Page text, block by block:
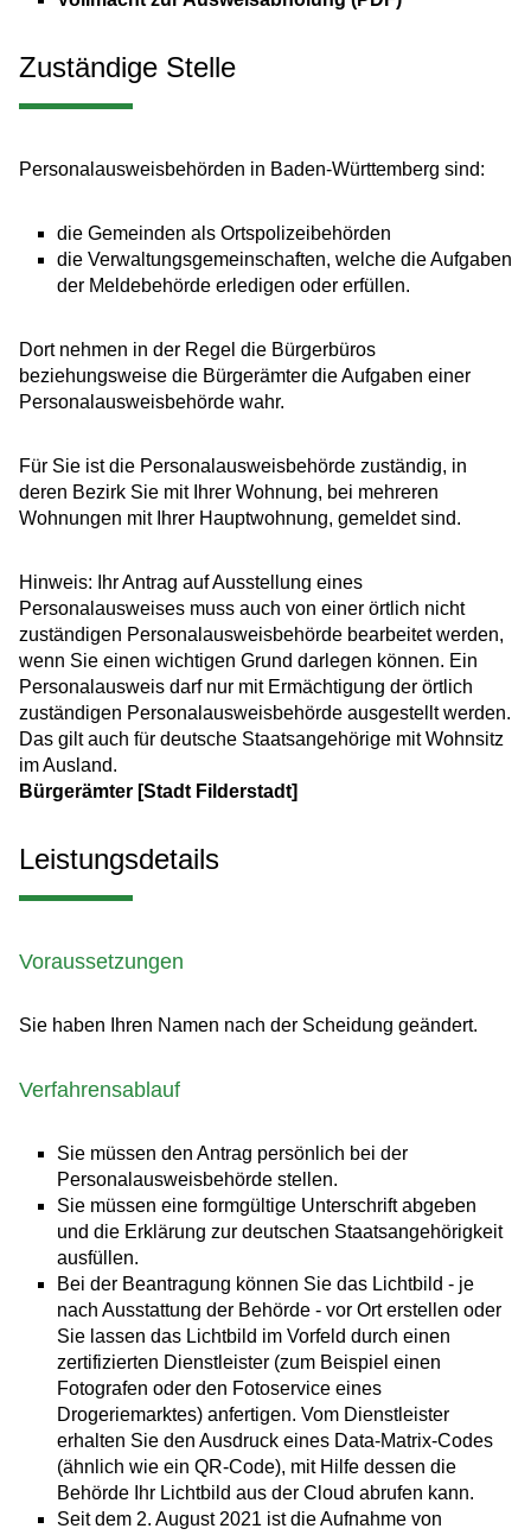
Zuständige Stelle
Personalausweisbehörden in Baden-Württemberg sind:
die Gemeinden als Ortspolizeibehörden
die Verwaltungsgemeinschaften, welche die Aufgaben
der Meldebehörde erledigen oder erfüllen.
Dort nehmen in der Regel die Bürgerbüros
beziehungsweise die Bürgerämter die Aufgaben einer
Personalausweisbehörde wahr.
Für Sie ist die Personalausweisbehörde zuständig, in
deren Bezirk Sie mit Ihrer Wohnung, bei mehreren
Wohnungen mit Ihrer Hauptwohnung, gemeldet sind.
Hinweis: Ihr Antrag auf Ausstellung eines
Personalausweises muss auch von einer örtlich nicht
zuständigen Personalausweisbehörde bearbeitet werden,
wenn Sie einen wichtigen Grund darlegen können. Ein
Personalausweis darf nur mit Ermächtigung der örtlich
zuständigen Personalausweisbehörde ausgestellt werden.
Das gilt auch für deutsche Staatsangehörige mit Wohnsitz
im Ausland.
Bürgerämter [Stadt Filderstadt]
Leistungsdetails
Voraussetzungen
Sie haben Ihren Namen nach der Scheidung geändert.
Verfahrensablauf
Sie müssen den Antrag persönlich bei der
Personalausweisbehörde stellen.
Sie müssen eine formgültige Unterschrift abgeben
und die Erklärung zur deutschen Staatsangehörigkeit
ausfüllen.
Bei der Beantragung können Sie das Lichtbild - je
nach Ausstattung der Behörde - vor Ort erstellen oder
Sie lassen das Lichtbild im Vorfeld durch einen
zertifizierten Dienstleister (zum Beispiel einen
Fotografen oder den Fotoservice eines
Drogeriemarktes) anfertigen. Vom Dienstleister
erhalten Sie den Ausdruck eines Data-Matrix-Codes
(ähnlich wie ein QR-Code), mit Hilfe dessen die
Behörde Ihr Lichtbild aus der Cloud abrufen kann.
Seit dem 2. August 2021 ist die Aufnahme von